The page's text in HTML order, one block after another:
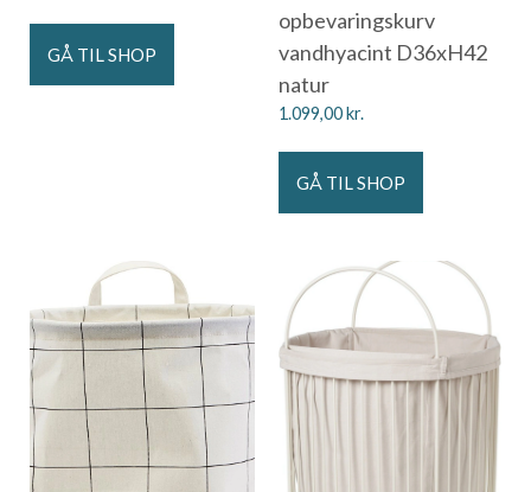
GÅ TIL SHOP
opbevaringskurv
vandhyacint D36xH42
natur
1.099,00kr.
GÅ TIL SHOP